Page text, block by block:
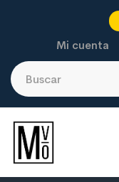
Mi cuenta